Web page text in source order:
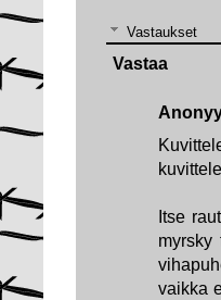
Vastaukset
Itse
myrsky
vaikka
Vastaa